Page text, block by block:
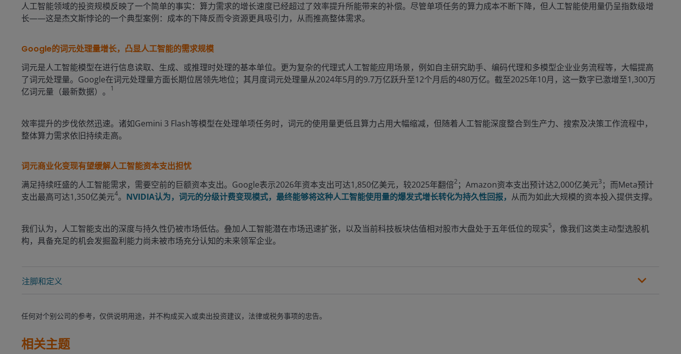
人工智能领域的投资规模反映了一个简单的事实：算力需求的增长速度已经超过了效率提升所能带来的补偿。尽管单项任务的算力成本不断下降，但人工智能使用量仍呈指数级增
长——这是杰文斯悖论的一个典型案例：成本的下降反而令资源更具吸引力，从而推高整体需求。
Google的词元处理量增长，凸显人工智能的需求规模
词元是人工智能模型在进行信息读取、生成、或推理时处理的基本单位。更为复杂的代理式人工智能应用场景，例如自主研究助手、编码代理和多模型企业业务流程等，大幅提高
了词元处理量。Google在词元处理量方面长期位居领先地位；其月度词元处理量从2024年5月的9.7万亿跃升至12个月后的480万亿。截至2025年10月，这一数字已激增至1,300万
亿词元量（最新数据）。
1
效率提升的步伐依然迅速。诸如Gemini 3 Flash等模型在处理单项任务时，词元的使用量更低且算力占用大幅缩减，但随着人工智能深度整合到生产力、搜索及决策工作流程中，
整体算力需求依旧持续走高。
词元商业化变现有望缓解人工智能资本支出担忧
满足持续旺盛的人工智能需求，需要空前的巨额资本支出。Google表示2026年资本支出可达1,850亿美元，较2025年翻倍2 ；Amazon资本支出预计达2,000亿美元3 ；而Meta预计
支出最高可达1,350亿美元4。 NVIDIA认为，词元的分级计费变现模式，最终能够将这种人工智能使用量的爆发式增长转化为持久性回报， 从而为如此大规模的资本投入提供支撑。
我们认为，人工智能支出的深度与持久性仍被市场低估。叠加人工智能潜在市场迅速扩张，以及当前科技板块估值相对股市大盘处于五年低位的现实5 ，像我们这类主动型选股机
构，具备充足的机会发掘盈利能力尚未被市场充分认知的未来领军企业。
注脚和定义
任何对个别公司的参考，仅供说明用途，并不构成买入或卖出投资建议，法律或税务事项的忠告。
相关主题